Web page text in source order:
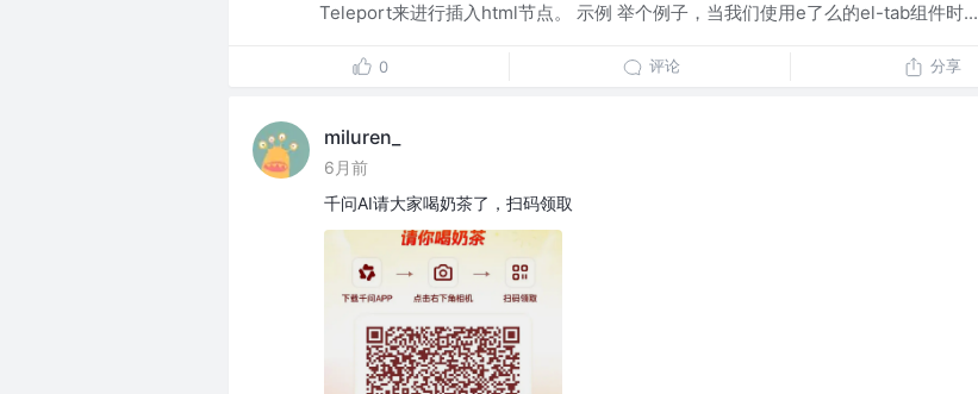
Teleport来进行插入html节点。 示例 举个例子，当我们使用e了么的el-tab组件时...
0 评论 分享
miluren_
6月前
千问AI请大家喝奶茶了，扫码领取